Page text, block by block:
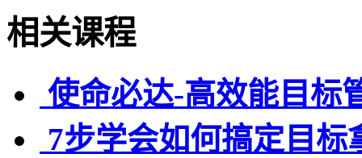
相关课程
使命必达-高效能目标
7步学会如何搞定目标